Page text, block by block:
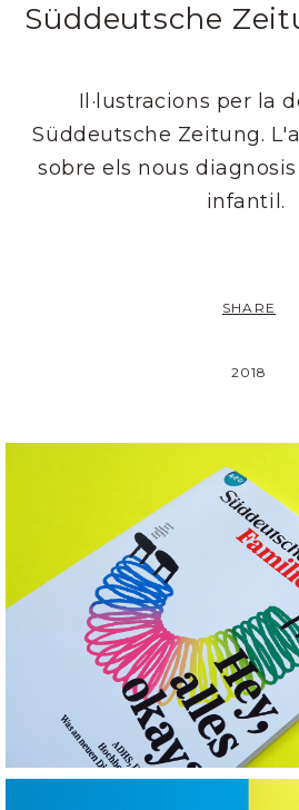
Süddeutsche
Il·lustracions per la
Süddeutsche Zeitung.
sobre els nous
infantil.
SHARE
2018